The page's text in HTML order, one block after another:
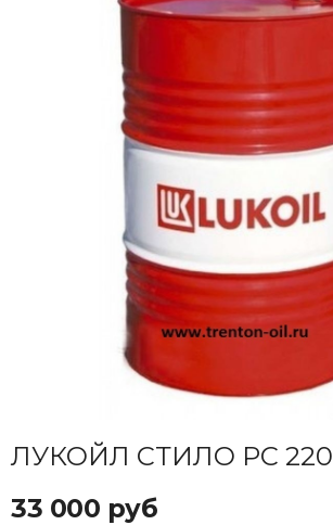
ЛУКОЙЛ СТИЛО РС 220
33 000 руб